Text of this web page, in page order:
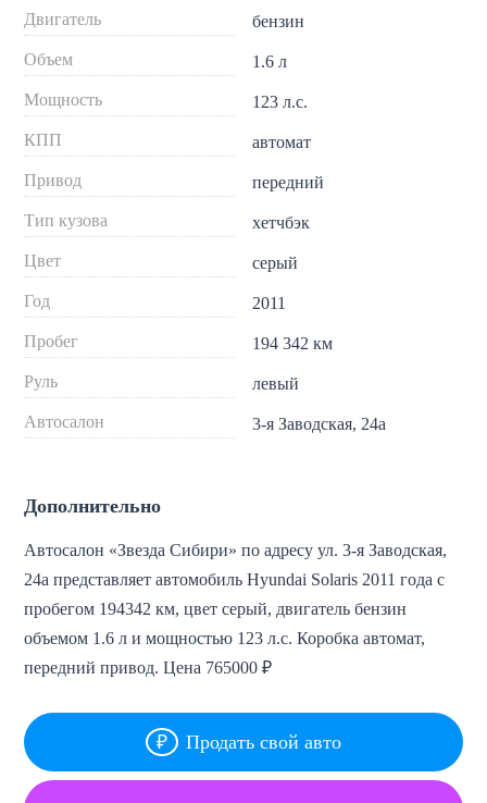
Двигатель бензин
Объем 1.6 л
Мощность 123 л.с.
КПП автомат
Привод передний
Тип кузова хетчбэк
Цвет серый
Год 2011
Пробег 194 342 км
Руль левый
Автосалон 3-я Заводская, 24а
Дополнительно
Автосалон «Звезда Сибири» по адресу ул. 3-я Заводская,
24а представляет автомобиль Hyundai Solaris 2011 года с
пробегом 194342 км, цвет серый, двигатель бензин
объемом 1.6 л и мощностью 123 л.с. Коробка автомат,
передний привод. Цена 765000 ₽
Продать свой авто